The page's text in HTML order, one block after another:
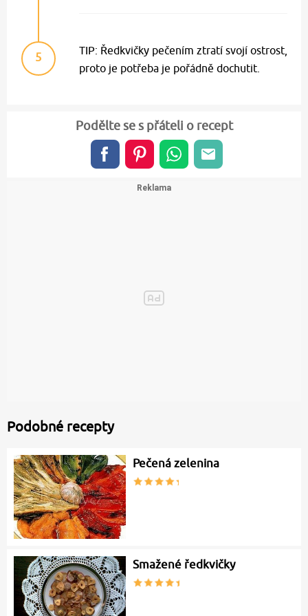
5
TIP: Ředkvičky pečením ztratí svojí ostrost,
proto je potřeba je pořádně dochutit.
Podělte se s přáteli o recept
Podobné recepty
Pečená zelenina
Smažené ředkvičky